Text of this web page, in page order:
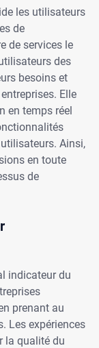
les utilisateurs
de
de services le
des
besoins et
Elle
en temps réel
Ainsi,
en toute
de
indicateur du
prenant au
Les expériences
la qualité du